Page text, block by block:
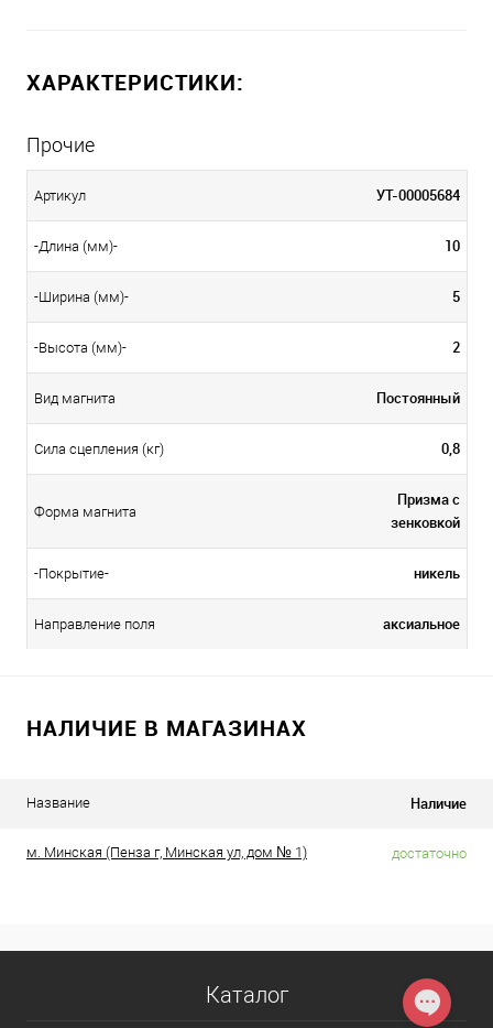
ХАРАКТЕРИСТИКИ:
Прочие
Артикул УТ-00005684
-Длина (мм)- 10
-Ширина (мм)- 5
-Высота (мм)- 2
Вид магнита Постоянный
Сила сцепления (кг) 0,8
Форма магнита
Призма с
зенковкой
-Покрытие- никель
Направление поля аксиальное
НАЛИЧИЕ В МАГАЗИНАХ
Название Наличие
м. Минская (Пенза г, Минская ул, дом № 1) достаточно
Каталог